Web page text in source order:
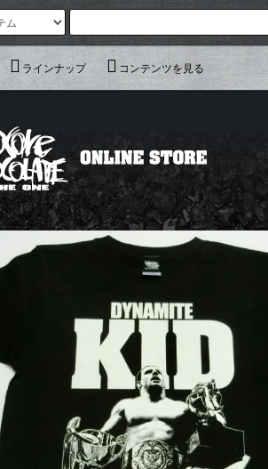
ラインナップ コンテンツを見る